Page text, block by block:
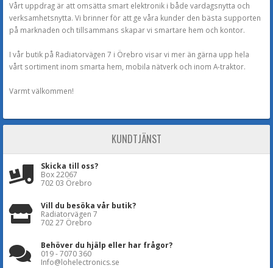
Vårt uppdrag är att omsätta smart elektronik i både vardagsnytta och
verksamhetsnytta. Vi brinner för att ge våra kunder den bästa supporten
på marknaden och tillsammans skapar vi smartare hem och kontor.
I vår butik på Radiatorvägen 7 i Örebro visar vi mer än gärna upp hela
vårt sortiment inom smarta hem, mobila nätverk och inom A-traktor.
Varmt välkommen!
KUNDTJÄNST
Skicka till oss?
Box 22067
702 03 Örebro
Vill du besöka vår butik?
Radiatorvägen 7
702 27 Örebro
Behöver du hjälp eller har frågor?
019 - 7070 360
Info@lohelectronics.se